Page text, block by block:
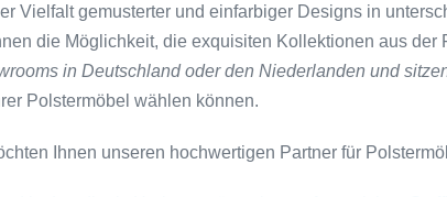
Vielfalt gemusterter und einfarbiger Designs in
die Möglichkeit, die exquisiten Kollektionen aus
in Deutschland oder den Niederlanden und
Polstermöbel wählen können.
Ihnen unseren hochwertigen Partner für